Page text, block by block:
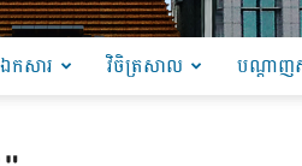
កសារ វិចិត្រសាល បណ្តាញ